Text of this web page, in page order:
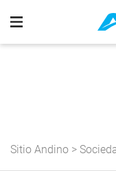
Sitio Andino >